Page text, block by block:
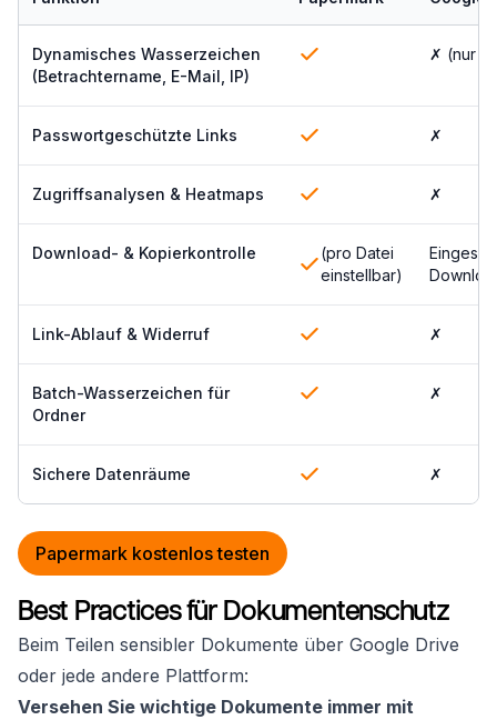
Dynamisches Wasserzeichen
(Betrachtername, E-Mail, IP)
✗ (nur
Passwortgeschützte Links ✗
Zugriffsanalysen & Heatmaps ✗
Download- & Kopierkontrolle
(pro Datei
einstellbar)
Link-Ablauf & Widerruf ✗
Batch-Wasserzeichen für
Ordner
✗
Sichere Datenräume ✗
Papermark kostenlos testen
Best Practices für Dokumentenschutz
Beim Teilen sensibler Dokumente über Google Drive
oder jede andere Plattform:
Versehen Sie wichtige Dokumente immer mit